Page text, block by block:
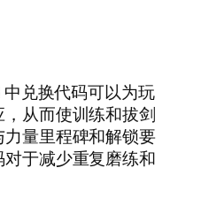
中兑换代码可以为玩
从而使训练和拔剑
量里程碑和解锁要
于减少重复磨练和